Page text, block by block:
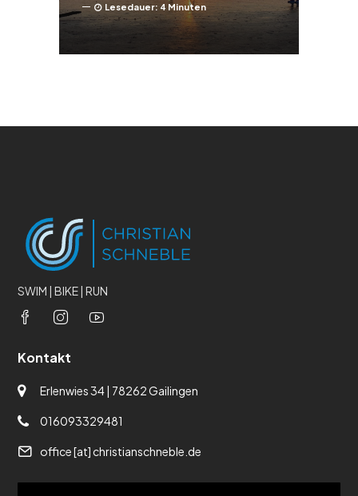
Lesedauer: 4 Minuten
SWIM | BIKE | RUN
Kontakt
Erlenwies 34 | 78262 Gailingen
016093329481
office [at] christianschneble.de